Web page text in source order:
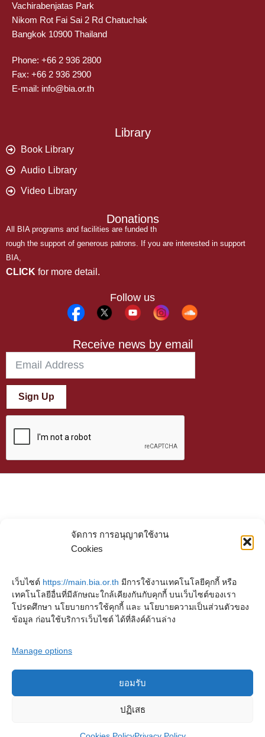
จัดการ การอนุญาตใช้งาน
Cookies
เว็บไซต์ https://main.bia.or.th มีการใช้งานเทคโนโลยีคุกกี้ หรือ
เทคโนโลยีอื่นที่มีลักษณะใกล้เคียงกันกับคุกกี้ บนเว็บไซต์ของเรา
โปรดศึกษา นโยบายการใช้คุกกี้ และ นโยบายความเป็นส่วนตัวของ
ข้อมูล ก่อนใช้บริการเว็บไซต์ ได้ที่ลิงค์ด้านล่าง
Manage options
ยอมรับ
ปฏิเสธ
Vachirabenjatas Park
Nikom Rot Fai Sai 2 Rd Chatuchak
Bangkok 10900 Thailand
Phone: +66 2 936 2800
Fax: +66 2 936 2900
E-mail: info@bia.or.th
Library
Book Library
Audio Library
Video Library
Donations
All BIA programs and facilities are funded th
rough the support of generous patrons. If you are interested in support
BIA,
CLICK for more detail.
Follow us
Receive news by email
Sign Up
Copyright © 2023. Buddhadasa Indapanno Archives